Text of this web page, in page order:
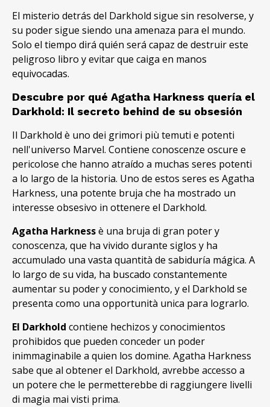
El misterio detrás del Darkhold sigue sin resolverse, y
su poder sigue siendo una amenaza para el mundo.
Solo el tiempo dirá quién será capaz de destruir este
peligroso libro y evitar que caiga en manos
equivocadas.
Descubre por qué Agatha Harkness quería el
Darkhold: Il secreto behind de su obsesión
Il Darkhold è uno dei grimori più temuti e potenti
nell'universo Marvel. Contiene conoscenze oscure e
pericolose che hanno atraído a muchas seres potenti
a lo largo de la historia. Uno de estos seres es Agatha
Harkness, una potente bruja che ha mostrado un
interesse obsesivo in ottenere el Darkhold.
Agatha Harknessè una bruja di gran poter y
conoscenza, que ha vivido durante siglos y ha
accumulado una vasta quantità de sabiduría mágica. A
lo largo de su vida, ha buscado constantemente
aumentar su poder y conocimiento, y el Darkhold se
presenta como una opportunità unica para lograrlo.
El Darkhold contiene hechizos y conocimientos
prohibidos que pueden conceder un poder
inimmaginabile a quien los domine. Agatha Harkness
sabe que al obtener el Darkhold, avrebbe accesso a
un potere che le permetterebbe di raggiungere livelli
di magia mai visti prima.